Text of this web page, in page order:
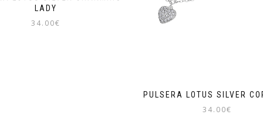
LADY
34.00€
PULSERA LOTUS SILVER
34.00€